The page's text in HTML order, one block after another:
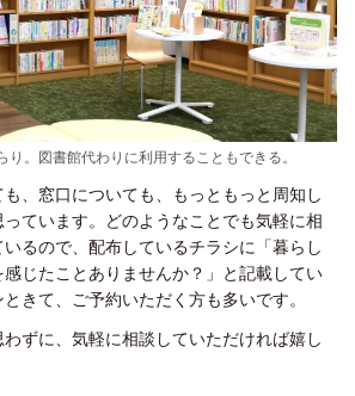
り。図書館代わりに利用することもできる。
、窓口についても、もっともっと周知し
ています。どのようなことでも気軽に相
るので、配布しているチラシに「暮らし
じたことありませんか？」と記載してい
きて、ご予約いただく方も多いです。
わずに、気軽に相談していただければ嬉し